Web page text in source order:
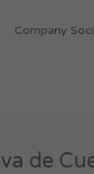
Company
de